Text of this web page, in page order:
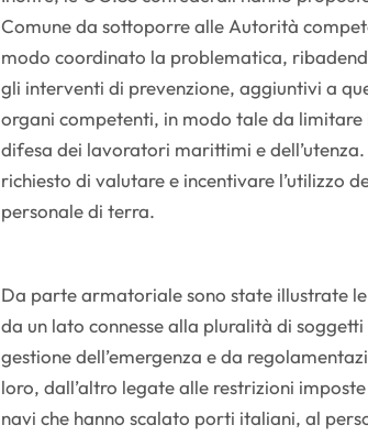
Comune da sottoporre alle Autorità
modo coordinato la problematica,
gli interventi di prevenzione, aggiuntivi a
organi competenti, in modo tale da
difesa dei lavoratori marittimi e
richiesto di valutare e incentivare l’utilizzo
personale di terra.
Da parte armatoriale sono state illustrate
da un lato connesse alla pluralità di
gestione dell’emergenza e da
loro, dall’altro legate alle restrizioni
navi che hanno scalato porti italiani, al